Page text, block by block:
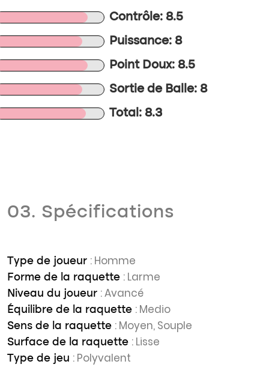
Contrôle: 8.5
Puissance: 8
Point Doux: 8.5
Sortie de Balle: 8
Total: 8.3
03. Spécifications
Type de joueur : Homme
Forme de la raquette : Larme
Niveau du joueur : Avancé
Équilibre de la raquette : Medio
Sens de la raquette : Moyen, Souple
Surface de la raquette : Lisse
Type de jeu : Polyvalent